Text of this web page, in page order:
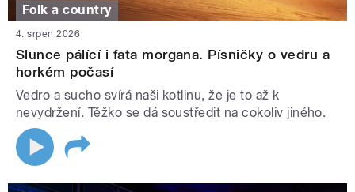
Folk a country
4. srpen 2026
Slunce pálící i fata morgana. Písničky o vedru a
horkém počasí
Vedro a sucho svírá naši kotlinu, že je to až k
nevydržení. Těžko se dá soustředit na cokoliv jiného.